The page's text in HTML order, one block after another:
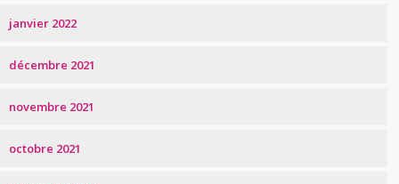
janvier 2022
décembre 2021
novembre 2021
octobre 2021